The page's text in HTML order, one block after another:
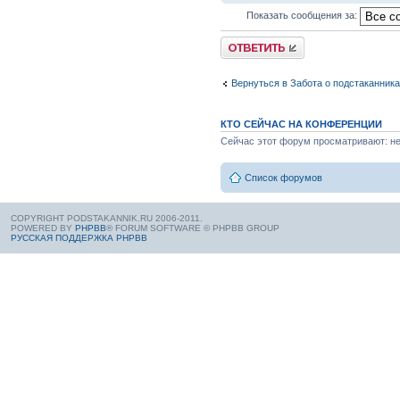
Показать сообщения за:
Вернуться в Забота о
КТО СЕЙЧАС НА КОНФЕРЕНЦИИ
Сейчас этот форум просматривают:
Список форумов
COPYRIGHT PODSTAKANNIK.RU 2006-2011.
POWERED BY PHPBB® FORUM SOFTWARE © PHPBB GROUP
РУССКАЯ ПОДДЕРЖКА PHPBB